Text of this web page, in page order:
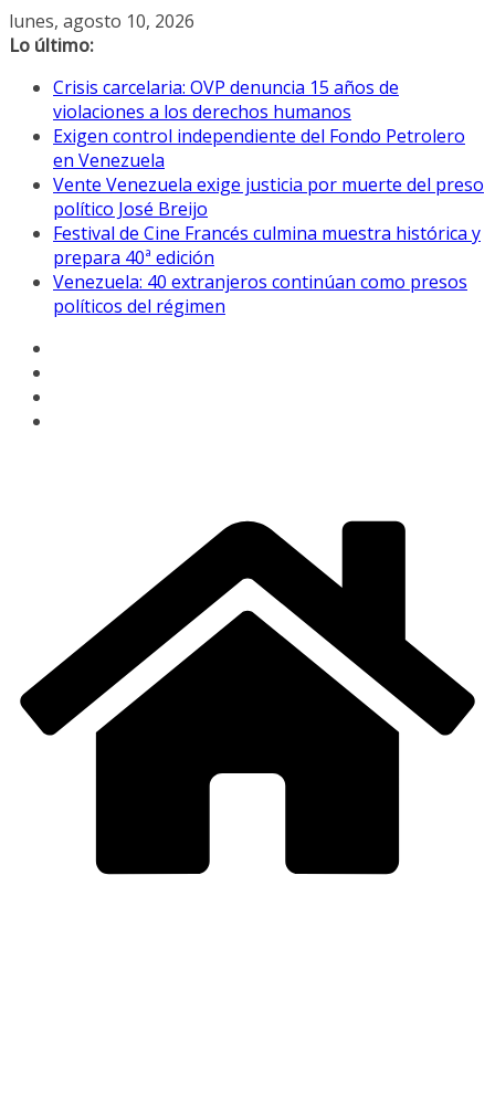
Saltar
al
lunes, agosto 10, 2026
Lo último:
Crisis carcelaria: OVP denuncia 15 años de
violaciones a los derechos humanos
Exigen control independiente del Fondo Petrolero
en Venezuela
Vente Venezuela exige justicia por muerte del preso
político José Breijo
Festival de Cine Francés culmina muestra histórica y
prepara 40ª edición
Venezuela: 40 extranjeros continúan como presos
políticos del régimen